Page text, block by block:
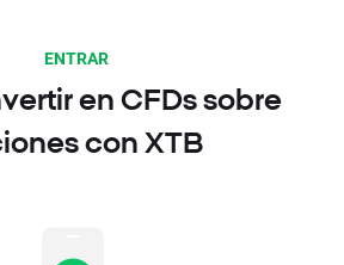
ENTRAR
en CFDs sobre
con XTB